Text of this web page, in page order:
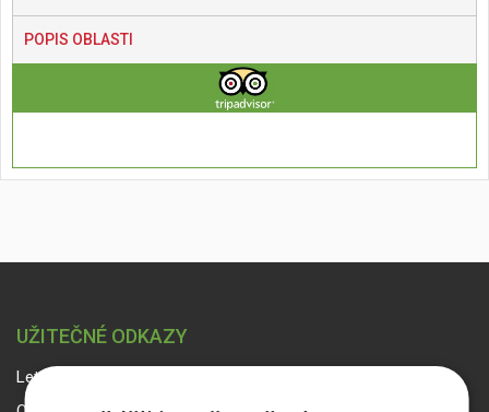
POPIS OBLASTI
UŽITEČNÉ ODKAZY
Letový řád